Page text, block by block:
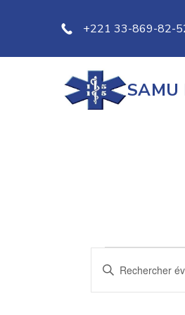
+221 33-869-82-
SAMU
Saisir